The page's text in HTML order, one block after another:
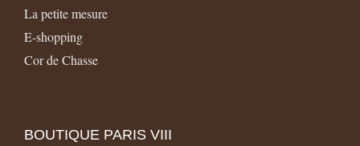
La petite mesure
E-shopping
Cor de Chasse
BOUTIQUE PARIS VIII